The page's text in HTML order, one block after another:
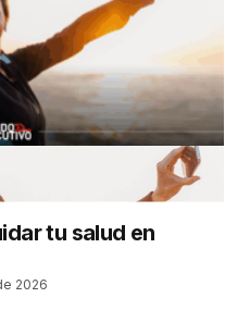
tu salud en
2026